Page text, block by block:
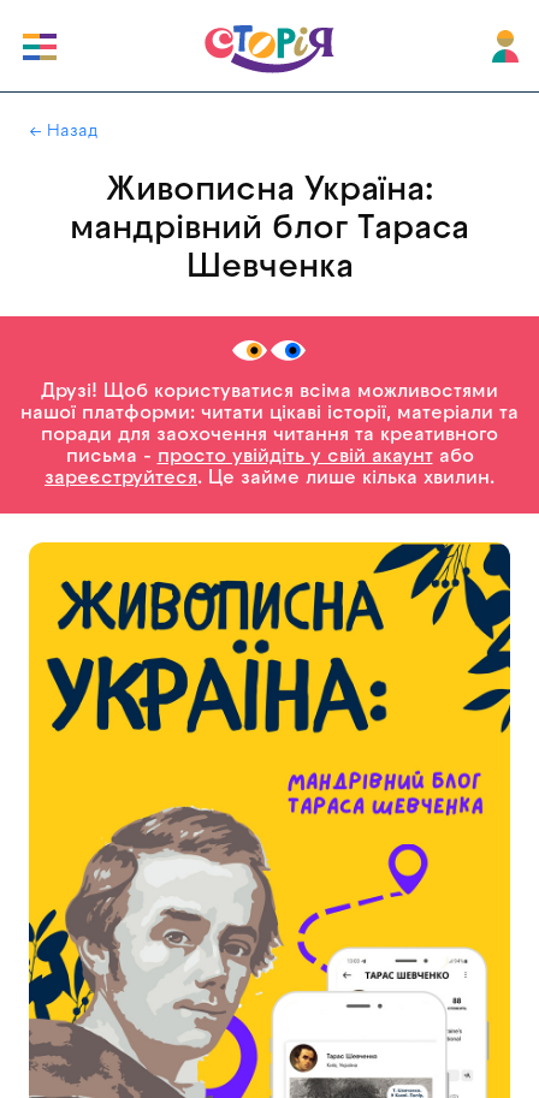
← Назад
Живописна Україна:
мандрівний блог Тараса
Шевченка
Друзі! Щоб користуватися всіма можливостями
нашої платформи: читати цікаві історії, матеріали та
поради для заохочення читання та креативного
письма - просто увійдіть у свій акаунтабо
зареєструйтеся. Це займе лише кілька хвилин.